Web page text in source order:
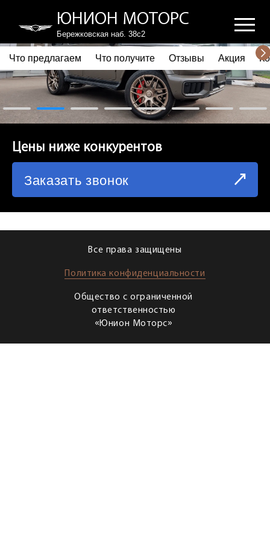
ЮНИОН МОТОРС
Бережковская наб. 38с2
ПОЧЕМУ ВЫБИРАЮТ НАС
ЧТО ПРЕДЛАГАЕМ
ЧТО ПОЛУЧИТЕ
СХЕМА ПРОЕЗДА
Что предлагаем Что получите Отзывы Акция
Цены ниже конкурентов
Заказать звонок
Все права защищены
Политика конфиденциальности
Общество с ограниченной
ответственностью
«Юнион Моторс»